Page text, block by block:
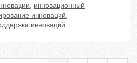
, инновационный
инноваций,
инноваций.